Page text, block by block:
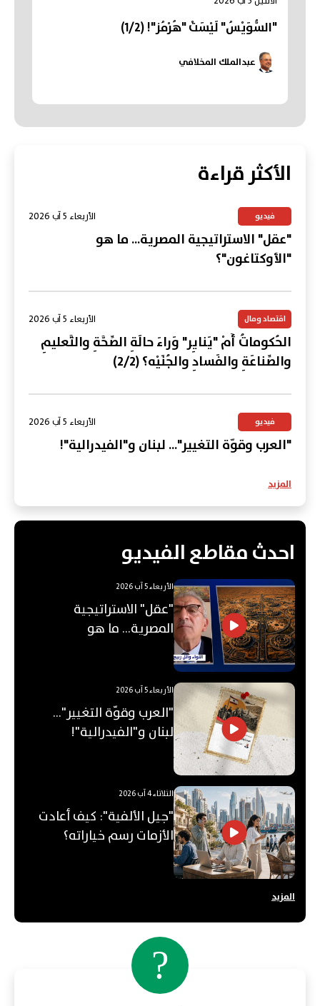
"السُّوَيْسُ" لَيْسَتْ "هُرْمُز"! (1/2)
عبدالملك المخلافي
الأكثر قراءة
فيديو الأربعاء 5 آب 2026
"عقل" الاستراتيجية المصرية... ما هو
"الأوكتاغون"؟
اقتصاد ومال الأربعاء 5 آب 2026
الحُكوماتُ أَمْ "يَنايِر" وَراءَ حالَةِ الصِّحَّةِ والتَّعليمِ
والصِّناعَةِ والفَسادِ والجُنَيْه؟ (2/2)
فيديو الأربعاء 5 آب 2026
"العرب وقوّة التغيير"... لبنان و"الفيدرالية"!
المزيد
احدث مقاطع الفيديو
الأربعاء 5 آب 2026
"عقل" الاستراتيجية
المصرية... ما هو
الأربعاء 5 آب 2026
"العرب وقوّة التغيير"...
لبنان و"الفيدرالية"!
الثلاثاء 4 آب 2026
"جيل الألفية": كيف أعادت
الأزمات رسم خياراته؟
المزيد
?